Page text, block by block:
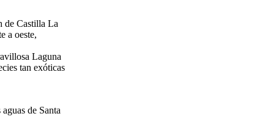
de Castilla La
a oeste,
Laguna
tan exóticas
de Santa